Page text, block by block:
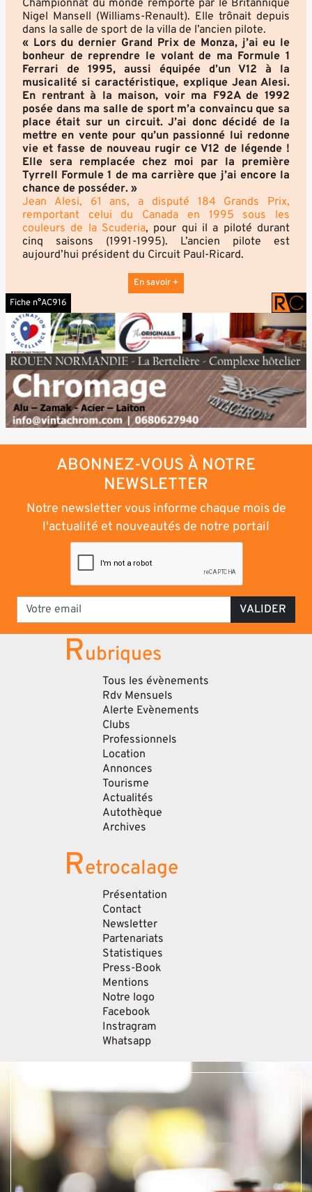
Championnat du monde remporté par le Britannique
Nigel Mansell (Williams-Renault). Elle trônait depuis
dans la salle de sport de la villa de l’ancien pilote.
« Lors du dernier Grand Prix de Monza, j’ai eu le
bonheur de reprendre le volant de ma Formule 1
Ferrari de 1995, aussi équipée d’un V12 à la
musicalité si caractéristique, explique Jean Alesi.
En rentrant à la maison, voir ma F92A de 1992
posée dans ma salle de sport m’a convaincu que sa
place était sur un circuit. J’ai donc décidé de la
mettre en vente pour qu’un passionné lui redonne
vie et fasse de nouveau rugir ce V12 de légende !
Elle sera remplacée chez moi par la première
Tyrrell Formule 1 de ma carrière que j’ai encore la
chance de posséder. »
Jean Alesi, 61 ans, a disputé 184 Grands Prix,
remportant celui du Canada en 1995 sous les
couleurs de la Scuderia, pour qui il a piloté durant
cinq saisons (1991-1995). L’ancien pilote est
aujourd’hui président du Circuit Paul-Ricard.
En savoir +
Fiche n°AC916
ABONNEZ-VOUS À NOTRE
NEWSLETTER
Notre newsletter vous informe chaque mois de
l'actualité et nouveautés de notre portail
VALIDER
Rubriques
Tous les évènements
Rdv Mensuels
Alerte Evènements
Clubs
Professionnels
Location
Annonces
Tourisme
Actualités
Autothèque
Archives
Retrocalage
Présentation
Contact
Newsletter
Partenariats
Statistiques
Press-Book
Mentions
Notre logo
Facebook
Instragram
Whatsapp